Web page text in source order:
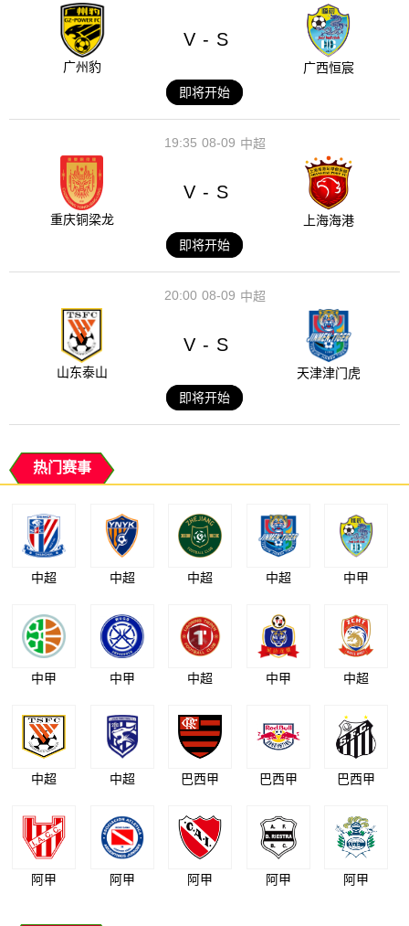
广州豹
V - S
广西恒宸
即将开始
08-09
19:35 中超
重庆铜梁龙
V - S
上海海港
即将开始
08-09
20:00 中超
山东泰山
V - S
天津津门虎
即将开始
热门赛事
中超 中超 中超 中超 中甲
中甲 中甲 中超 中甲 中超
中超 中超 巴西甲 巴西甲 巴西甲
阿甲 阿甲 阿甲 阿甲 阿甲